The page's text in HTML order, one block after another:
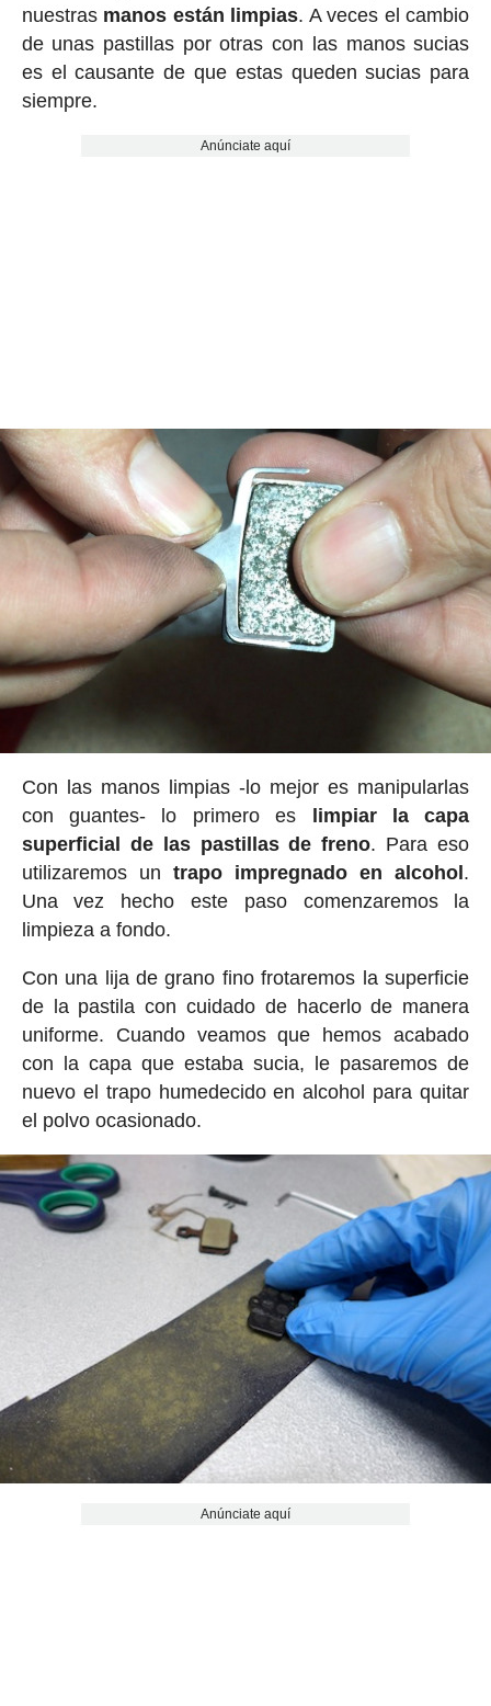
nuestras manos están limpias. A veces el cambio
de unas pastillas por otras con las manos sucias
es el causante de que estas queden sucias para
siempre.
Anúnciate aquí
Con las manos limpias -lo mejor es manipularlas
con guantes- lo primero es limpiar la capa
superficial de las pastillas de freno. Para eso
utilizaremos un trapo impregnado en alcohol.
Una vez hecho este paso comenzaremos la
limpieza a fondo.
Con una lija de grano fino frotaremos la superficie
de la pastila con cuidado de hacerlo de manera
uniforme. Cuando veamos que hemos acabado
con la capa que estaba sucia, le pasaremos de
nuevo el trapo humedecido en alcohol para quitar
el polvo ocasionado.
Anúnciate aquí